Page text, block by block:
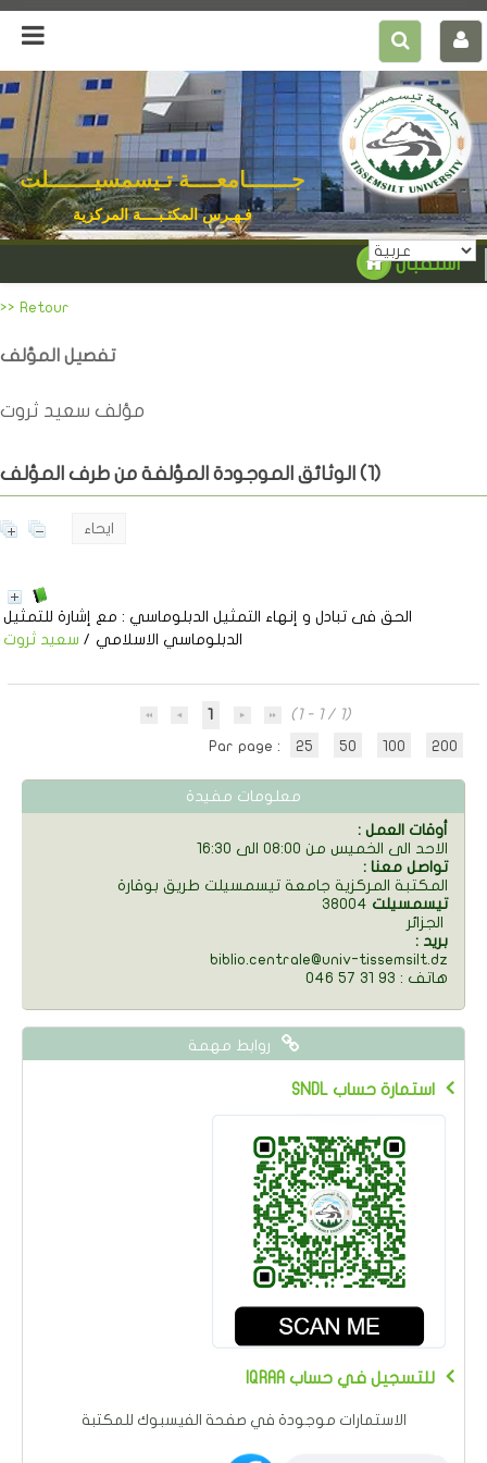
جـــــــامعــــة تـيسمسيـــــــلت
فـهـرس المكتـبــــة المركزية
استقبال
>> Retour
تفصيل المؤلف
مؤلف سعيد ثروت
الوثائق الموجودة المؤلفة من طرف المؤلف (1)
ايحاء
الحق فى تبادل و إنهاء التمثيل الدبلوماسي : مع إشارة للتمثيل
الدبلوماسي الاسلامي / سعيد ثروت
1
(1 - 1 / 1)
Par page :
25 50 100 200
معلومات مفيدة
: أوقات العمل
الاحد الى الخميس من 08:00 الى 16:30
: تواصل معنا
المكتبة المركزية جامعة تيسمسيلت طريق بوقارة
38004 تيسمسيلت
: بريد
biblio.centrale@univ-tissemsilt.dz
046 57 31 93 : هاتف
روابط مهمة
SNDL استمارة حساب
IQRAA للتسجيل في حساب
الاستمارات موجودة في صفحة الفيسبوك للمكتبة